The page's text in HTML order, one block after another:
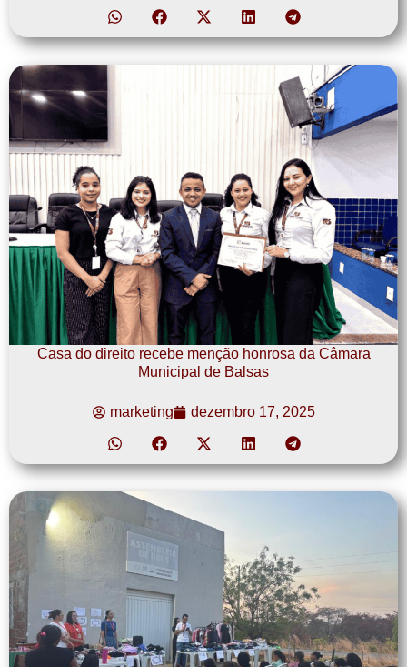
Casa do direito recebe menção honrosa da Câmara
Municipal de Balsas
marketing dezembro 17, 2025